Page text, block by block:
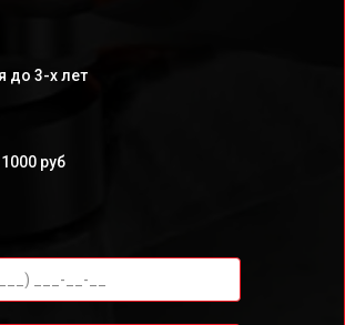
до 3-х лет
руб